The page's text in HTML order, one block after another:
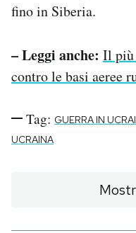
fino in Siberia.
– Leggi anche: Il più
contro le basi aeree
Tag: GUERRA IN
UCRAINA